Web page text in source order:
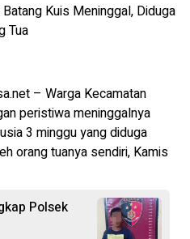
Kuis Meninggal, Diduga
Tua
– Warga Kecamatan
peristiwa meninggalnya
3 minggu yang diduga
orang tuanya sendiri, Kamis
Polsek